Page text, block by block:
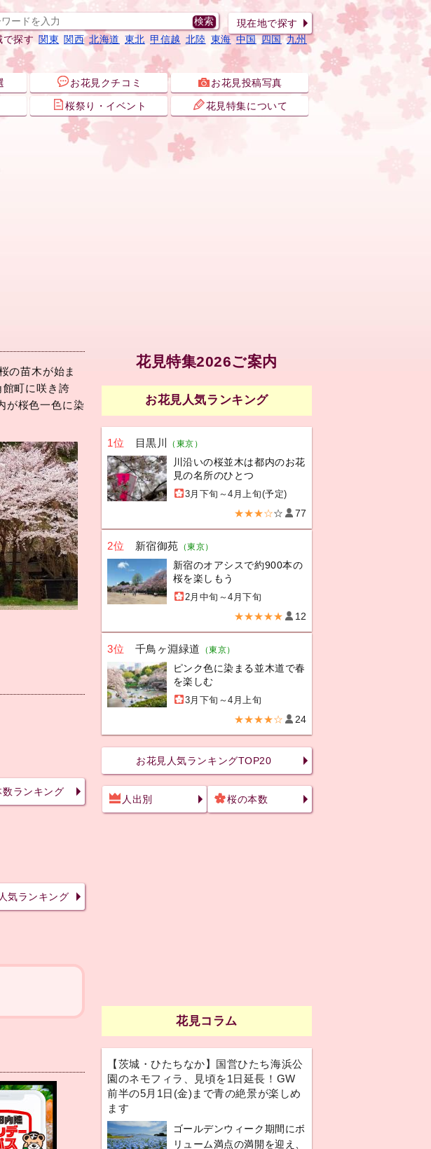
現在地で探す
で探す 関東 関西 北海道 東北 甲信越 北陸 東海 中国 四国 九州
お花見クチコミ お花見投稿写真
桜祭り・イベント 花見特集について
の苗木が始ま
町に咲き誇
が桜色一色に染
数ランキング
気ランキング
花見特集2026ご案内
お花見人気ランキング
1位 目黒川 （東京）
川沿いの桜並木は都内のお花
見の名所のひとつ
3月下旬～4月上旬(予定)
★★★☆☆ 77
2位 新宿御苑 （東京）
新宿のオアシスで約900本の
桜を楽しもう
2月中旬～4月下旬
★★★★★ 12
3位 千鳥ヶ淵緑道 （東京）
ピンク色に染まる並木道で春
を楽しむ
3月下旬～4月上旬
★★★★☆ 24
お花見人気ランキングTOP20
人出別 桜の本数
花見コラム
【茨城・ひたちなか】国営ひたち海浜公
園のネモフィラ、見頃を1日延長！GW
前半の5月1日(金)まで青の絶景が楽しめ
ます
ゴールデンウィーク期間にボ
リューム満点の満開を迎え、